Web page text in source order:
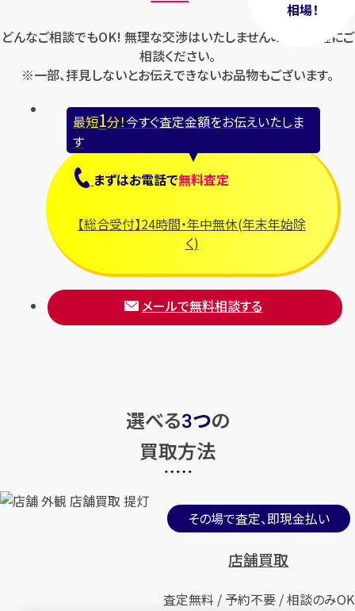
相場！
どんなご相談でもOK! 無理な交渉はいたしませんのでお気軽にご
相談ください。
※一部、拝見しないとお伝えできないお品物もございます。
最短1分！今すぐ査定金額をお伝えいたしま
す
まずはお電話で無料査定
【総合受付】24時間・年中無休(年末年始除
く)
メールで無料相談する
選べる3つの
買取方法
その場で査定、即現金払い
店舗買取
査定無料 / 予約不要 / 相談のみOK